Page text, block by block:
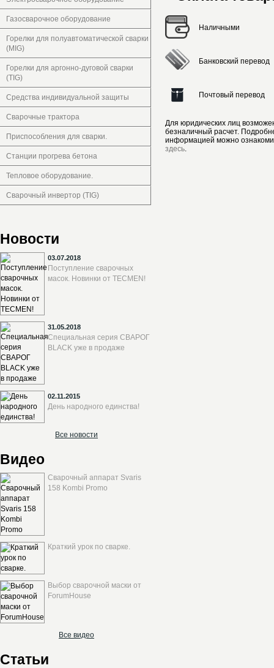
Газосварочное оборудование
Горелки для полуавтоматической сварки
(MIG)
Горелки для аргонно-дуговой сварки
(TIG)
Средства индивидуальной защиты
Сварочные трактора
Приспособления для сварки.
Станции прогрева бетона
Тепловое оборудование.
Сварочный инвертор (TIG)
Новости
03.07.2018
Поступление сварочных
масок. Новинки от TECMEN!
31.05.2018
Специальная серия СВАРОГ
BLACK уже в продаже
02.11.2015
День народного единства!
Все новости
Видео
Сварочный аппарат Svaris
158 Kombi Promo
Краткий урок по сварке.
Выбор сварочной маски от
ForumHouse
Все видео
Статьи
Наличными
Банковский перевод
Почтовый перевод
Для юридических лиц
безналичный расчет.
информацией можно
здесь.